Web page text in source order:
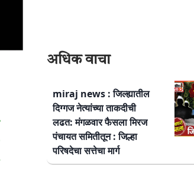
अधिक वाचा
miraj news : जिल्ह्यातील
दिग्गज नेत्यांच्या ताकदीची
लढत: मंगळवार फैसला मिरज
पंचायत समितीतून : जिल्हा
परिषदेचा सत्तेचा मार्ग